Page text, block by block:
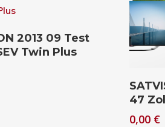
Download
2013 09 Test
Twin Plus
47
0,00 €